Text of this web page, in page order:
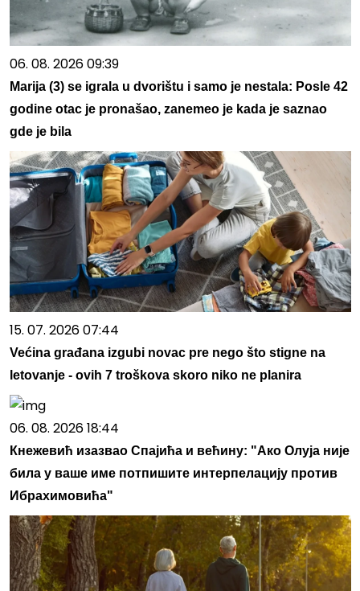
06. 08. 2026 09:39
Marija (3) se igrala u dvorištu i samo je nestala: Posle 42
godine otac je pronašao, zanemeo je kada je saznao
gde je bila
15. 07. 2026 07:44
Većina građana izgubi novac pre nego što stigne na
letovanje - ovih 7 troškova skoro niko ne planira
06. 08. 2026 18:44
Кнежевић изазвао Спајића и већину: "Ако Олуја није
била у ваше име потпишите интерпелацију против
Ибрахимовића"